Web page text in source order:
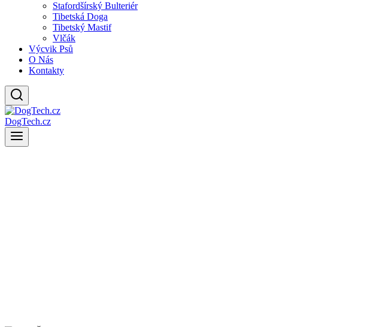
Stafordšírský Bulteriér
Tibetská Doga
Tibetský Mastif
Vlčák
Výcvik Psů
O Nás
Kontakty
DogTech.cz